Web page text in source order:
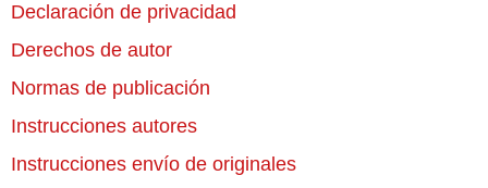
Declaración de privacidad
Derechos de autor
Normas de publicación
Instrucciones autores
Instrucciones envío de originales